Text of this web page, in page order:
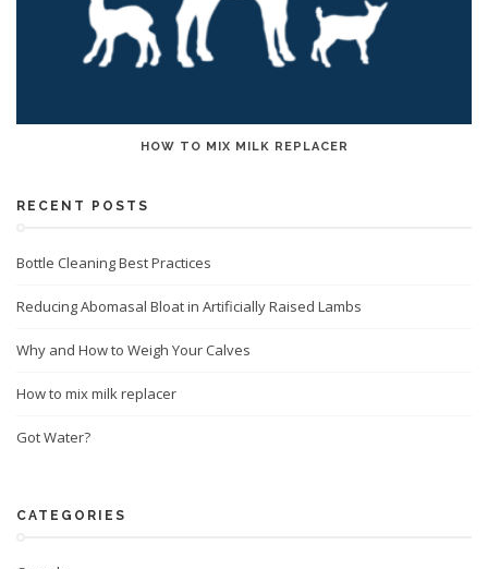
HOW TO MIX MILK REPLACER
RECENT POSTS
Bottle Cleaning Best Practices
Reducing Abomasal Bloat in Artificially Raised Lambs
Why and How to Weigh Your Calves
How to mix milk replacer
Got Water?
CATEGORIES